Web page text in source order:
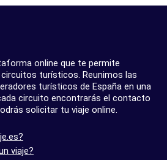
online que te permite
turísticos. Reunimos las
turísticos de España en una
circuito encontrarás el contacto
solicitar tu viaje online.
viaje?